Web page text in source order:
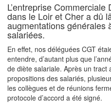
L’entreprise
dans le Loir et Cher a dû
augmentations générales
salariées.
En effet, nos déléguées CGT
entendre, d’autant plus que
de diète salariale. Après un
propositions des salariés,
les collègues et de réunions
protocole d’accord a été signé.